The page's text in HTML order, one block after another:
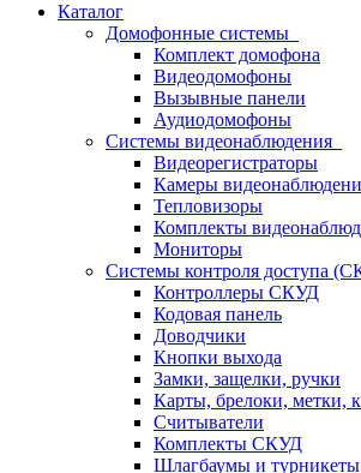
Каталог
Домофонные системы
Комплект домофона
Видеодомофоны
Вызывные панели
Аудиодомофоны
Системы видеонаблюдения
Видеорегистраторы
Камеры
Тепловизоры
Комплекты
Мониторы
Системы контроля доступа
Контроллеры СКУД
Кодовая панель
Доводчики
Кнопки выхода
Замки, защелки, ручки
Карты, брелоки, метки,
Считыватели
Комплекты СКУД
Шлагбаумы и турникеты